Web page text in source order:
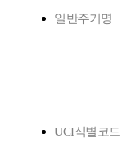
일반주기명
UCI식별코드